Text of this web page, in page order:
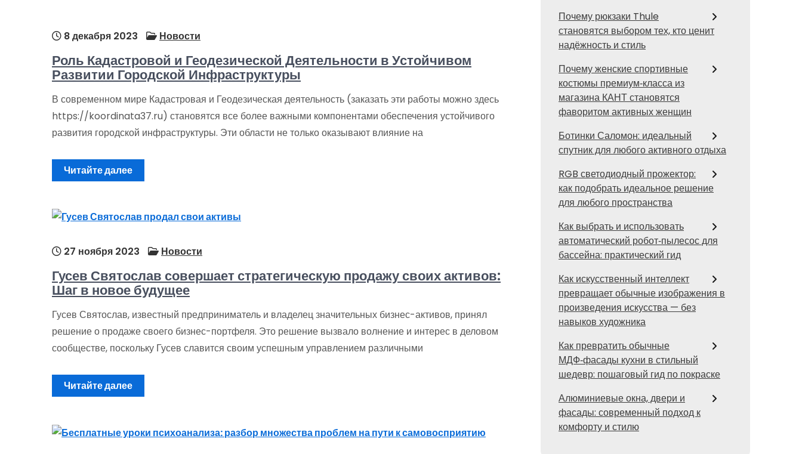
8 декабря 2023 Новости
Роль Кадастровой и Геодезической Деятельности в Устойчивом
Развитии Городской Инфраструктуры
В современном мире Кадастровая и Геодезическая деятельность (заказать эти работы можно здесь
https://koordinata37.ru) становятся все более важными компонентами обеспечения устойчивого
развития городской инфраструктуры. Эти области не только оказывают влияние на
Читайте далее
27 ноября 2023 Новости
Гусев Святослав совершает стратегическую продажу своих активов:
Шаг в новое будущее
Гусев Святослав, известный предприниматель и владелец значительных бизнес-активов, принял
решение о продаже своего бизнес-портфеля. Это решение вызвало волнение и интерес в деловом
сообществе, поскольку Гусев славится своим успешным управлением различными
Читайте далее
Почему рюкзаки Thule
становятся выбором тех, кто ценит
надёжность и стиль
Почему женские спортивные
костюмы премиум‑класса из
магазина КАНТ становятся
фаворитом активных женщин
Ботинки Саломон: идеальный
спутник для любого активного отдыха
RGB светодиодный прожектор:
как подобрать идеальное решение
для любого пространства
Как выбрать и использовать
автоматический робот‑пылесос для
бассейна: практический гид
Как искусственный интеллект
превращает обычные изображения в
произведения искусства — без
навыков художника
Как превратить обычные
МДФ‑фасады кухни в стильный
шедевр: пошаговый гид по покраске
Алюминиевые окна, двери и
фасады: современный подход к
комфорту и стилю